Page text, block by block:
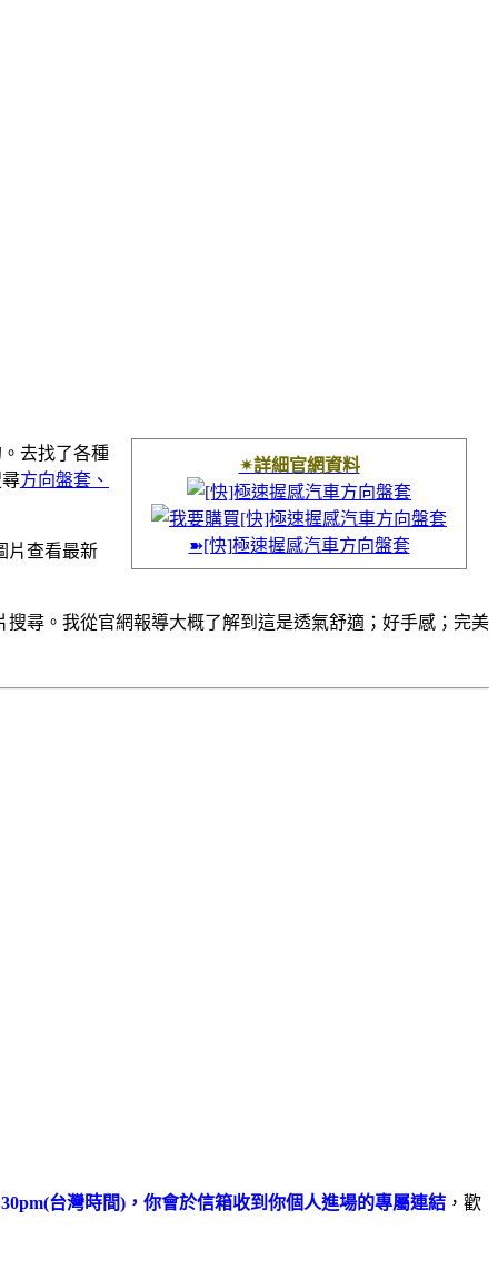
✴詳細官網資料
➽[快]極速握感汽車方向盤套
去找了各種
方向盤套、
片查看最新
尋。我從官網報導大概了解到這是透氣舒適；好手感；完美
台灣時間)，你會於信箱收到你個人進場的專屬連結 ，歡